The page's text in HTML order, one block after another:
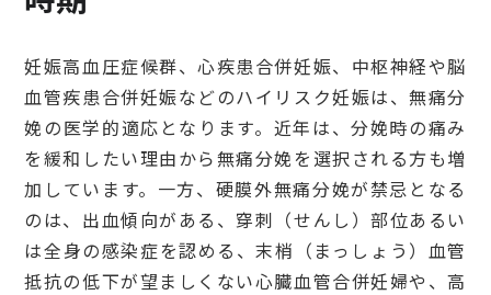
妊娠高血圧症候群、心疾患合併妊娠、中枢神経や脳
血管疾患合併妊娠などのハイリスク妊娠は、無痛分
娩の医学的適応となります。近年は、分娩時の痛み
を緩和したい理由から無痛分娩を選択される方も増
加しています。一方、硬膜外無痛分娩が禁忌となる
のは、出血傾向がある、穿刺（せんし）部位あるい
は全身の感染症を認める、末梢（まっしょう）血管
抵抗の低下が望ましくない心臓血管合併妊婦や、高